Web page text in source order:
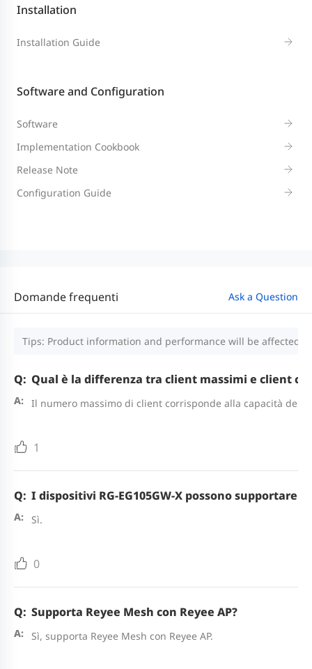
Installation
Installation Guide
Software and Configuration
Software
Implementation Cookbook
Release Note
Configuration Guide
Domande frequenti Ask a Question
Tips: Product information and performance will be affected
Qual è la differenza tra client massimi e client
Il numero massimo di client corrisponde alla capacità
1
I dispositivi RG-EG105GW-X possono supportare
Sì.
0
Supporta Reyee Mesh con Reyee AP?
Sì, supporta Reyee Mesh con Reyee AP.